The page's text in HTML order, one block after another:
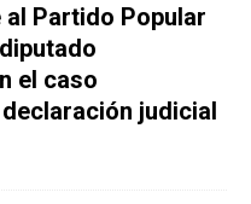
al Partido Popular
el caso
judicial